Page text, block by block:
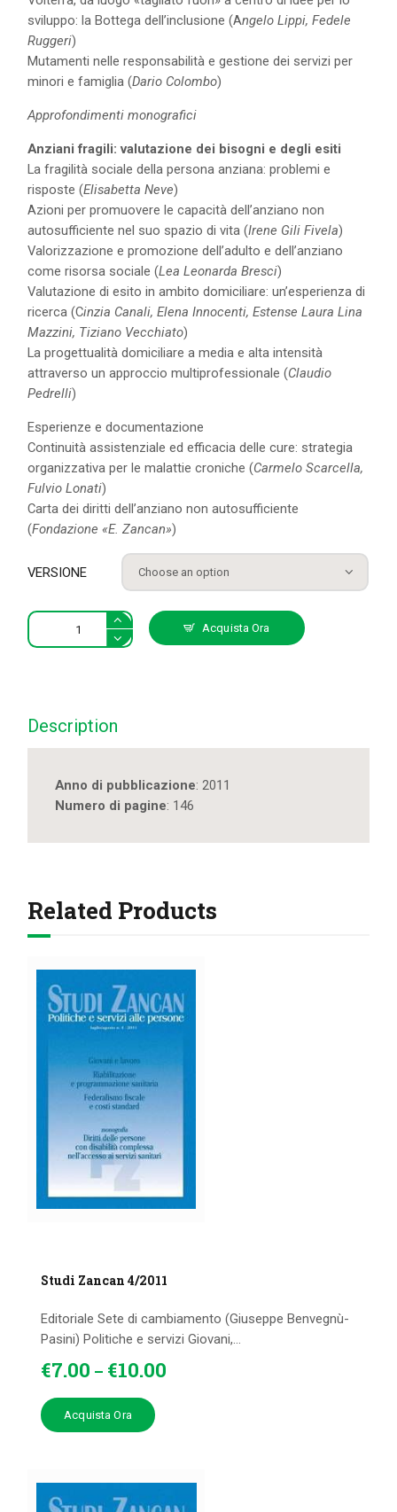
sviluppo: la Bottega dell’inclusione (Angelo Lippi, Fedele
Ruggeri)
Mutamenti nelle responsabilità e gestione dei servizi per
minori e famiglia (Dario Colombo)
Approfondimenti monografici
Anziani fragili: valutazione dei bisogni e degli esiti
La fragilità sociale della persona anziana: problemi e
risposte (Elisabetta Neve)
Azioni per promuovere le capacità dell’anziano non
autosufficiente nel suo spazio di vita (Irene Gili Fivela)
Valorizzazione e promozione dell’adulto e dell’anziano
come risorsa sociale (Lea Leonarda Bresci)
Valutazione di esito in ambito domiciliare: un’esperienza di
ricerca (Cinzia Canali, Elena Innocenti, Estense Laura Lina
Mazzini, Tiziano Vecchiato)
La progettualità domiciliare a media e alta intensità
attraverso un approccio multiprofessionale (Claudio
Pedrelli)
Esperienze e documentazione
Continuità assistenziale ed efficacia delle cure: strategia
organizzativa per le malattie croniche (Carmelo Scarcella,
Fulvio Lonati)
Carta dei diritti dell’anziano non autosufficiente
(Fondazione «E. Zancan»)
VERSIONE
Studi
Zancan
Acquista Ora
Description
Anno di pubblicazione: 2011
Numero di pagine: 146
Related Products
Studi Zancan 4/2011
Editoriale Sete di cambiamento (Giuseppe Benvegnù-
Pasini) Politiche e servizi Giovani,...
€7.00 – €10.00
Acquista Ora